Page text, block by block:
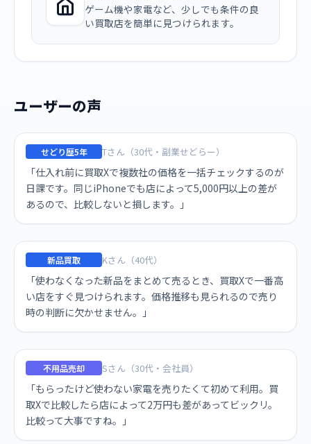
ゲーム機や家電など、少しでも条件の良
い買取店を簡単に見つけられます。
ユーザーの声
せどり歴5年 Tさん（30代・副業せどらー）
「仕入れ前に買取Xで複数社の価格を一括チェックするのが
日課です。同じiPhoneでも店によって5,000円以上の差が
あるので、比較しないと損します。」
新品買取 Kさん（40代）
「使わなくなった新品をまとめて売るとき、買取Xで一番高
い店をすぐ見つけられます。価格推移も見られるので売り
時の判断に欠かせません。」
不用品売却 Sさん（30代・会社員）
「もらったけど使わない家電を売りたくて初めて利用。買
取Xで比較したら店によって2万円も差があってビックリ。
比較って大事ですね。」